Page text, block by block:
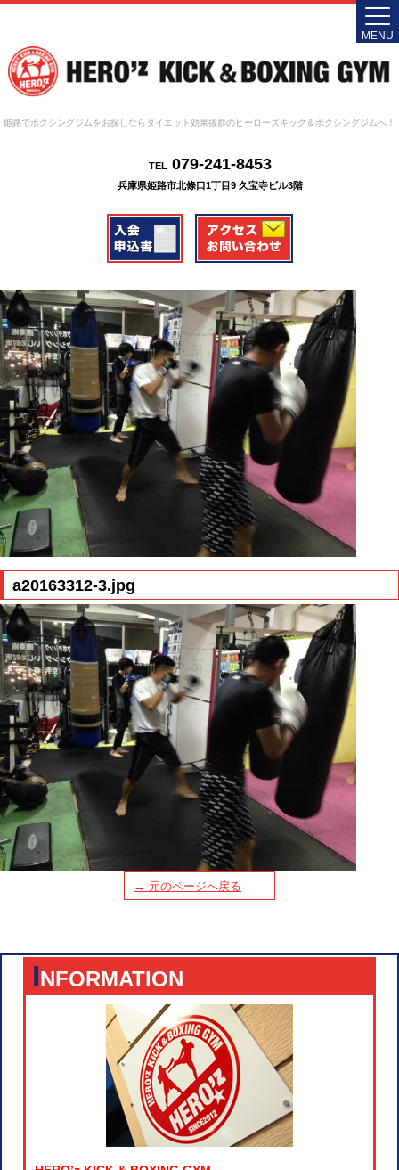
姫路でボクシングジムをお探しならダイエット効果抜群のヒーローズキック＆ボクシングジムへ！
TEL079-241-8453
兵庫県姫路市北條口1丁目9 久宝寺ビル3階
MENU
a20163312-3.jpg
→ 元のページへ戻る
INFORMATION